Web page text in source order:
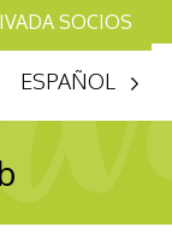
SOCIOS
ESPAÑOL